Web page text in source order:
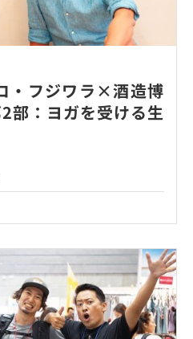
・フジワラ×酒造博